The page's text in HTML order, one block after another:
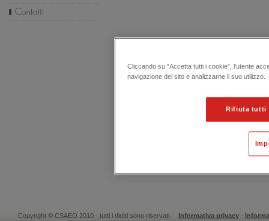
Copyright © CSAEO 2010 - tutti i diritti sono riservati. Informativa privacy -
Cliccando su “Accetta tutti i cookie”, l'utente
navigazione del sito e analizzarne il suo utilizzo.
Rifiuta tutti